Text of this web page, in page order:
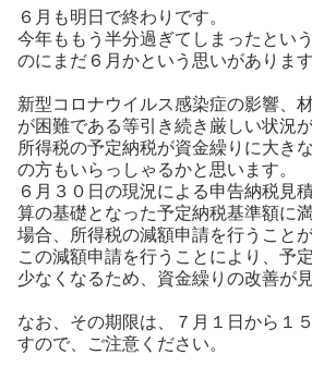
６月も明 日で終わりです。
今年ももう半分過ぎてしまったとい
のにまだ６月かという思いがあります
新型コロナウイルス感染症の影響、
が困難である等引き続き厳しい状況
所得税の予定納税が資金繰りに大き
の方もいらっしゃるかと思います。
６月３０日の現況による申告納税見
算の基礎となった予定納税基準額に
場合、所得税の減額申請を行うことが
この減額申請を行うことにより、予
少なくなるため、資金繰りの改善が
なお、その期限は、７月１日から１
すので、ご注意ください。